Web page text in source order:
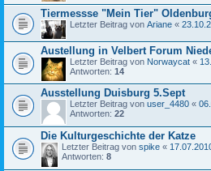
Tiermessse "Mein Tier"
Letzter Beitrag von Ariane «
Austellung in Velbert Forum
Letzter Beitrag von Norwaycat «
Antworten: 14
Ausstellung Duisburg 5.Sept
Letzter Beitrag von user_4480 «
Antworten: 22
Die Kulturgeschichte der Katze
Letzter Beitrag von spike «
Antworten: 8